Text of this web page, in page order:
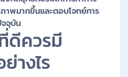
าพมากขึ้นและตอบโจทย์การ
จุบัน
ดีควรมี
างไร